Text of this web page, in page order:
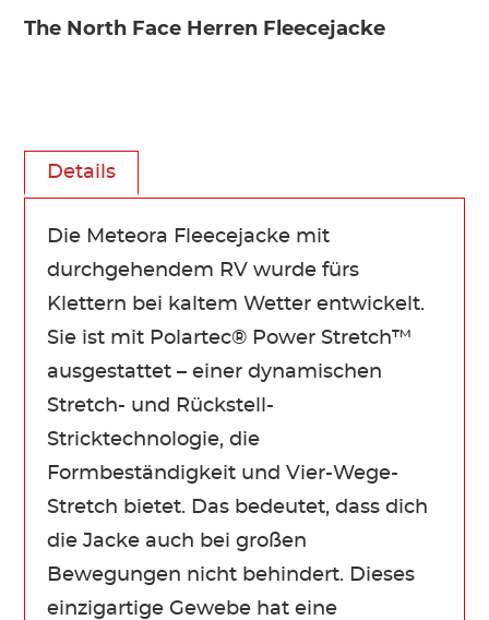
The North Face Herren Fleecejacke
Details
Die Meteora Fleecejacke mit
durchgehendem RV wurde fürs
Klettern bei kaltem Wetter entwickelt.
Sie ist mit Polartec® Power Stretch™
ausgestattet – einer dynamischen
Stretch- und Rückstell-
Stricktechnologie, die
Formbeständigkeit und Vier-Wege-
Stretch bietet. Das bedeutet, dass dich
die Jacke auch bei großen
Bewegungen nicht behindert. Dieses
einzigartige Gewebe hat eine